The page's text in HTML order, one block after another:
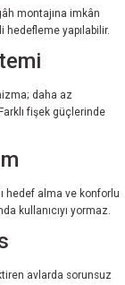
montajına imkân
hedefleme yapılabilir.
daha az
fişek güçlerinde
hedef alma ve konforlu
kullanıcıyı yormaz.
avlarda sorunsuz